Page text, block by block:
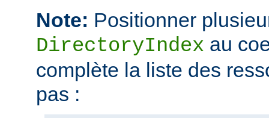
Note: Positionner
DirectoryIndex au
complète la liste des
pas :